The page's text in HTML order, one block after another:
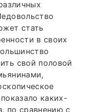
стать
в своих
свой половой
каких-
по сравнению с